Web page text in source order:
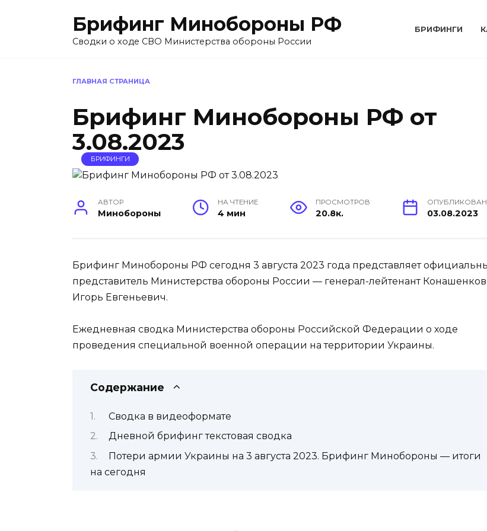
Брифинг Минобороны РФ
Сводки о ходе СВО Министерства обороны России
БРИФИНГИ
ГЛАВНАЯ СТРАНИЦА
Брифинг Минобороны РФ от
3.08.2023
БРИФИНГИ
АВТОР
Минобороны
НА ЧТЕНИЕ
4 мин
ПРОСМОТРОВ
20.8к. 03.08.2023
Брифинг Минобороны РФ сегодня 3 августа 2023 года представляет
представитель Министерства обороны России — генерал-лейтенант Конашенков
Игорь Евгеньевич.
Ежедневная сводка Министерства обороны Российской Федерации о ходе
проведения специальной военной операции на территории Украины.
Содержание
Сводка в видеоформате
Дневной брифинг текстовая сводка
Потери армии Украины на 3 августа 2023. Брифинг Минобороны — итоги
на сегодня